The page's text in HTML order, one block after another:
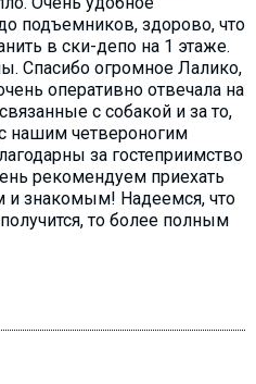
подъемников, здорово, что
в ски-депо на 1 этаже.
Спасибо огромное Лалико,
оперативно отвечала на
с собакой и за то,
нашим четвероногим
за гостеприимство
рекомендуем приехать
знакомым! Надеемся, что
то более полным